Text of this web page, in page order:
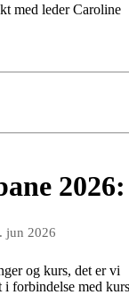
med leder Caroline
2026:
jun 2026
og kurs, det er vi
forbindelse med kurs